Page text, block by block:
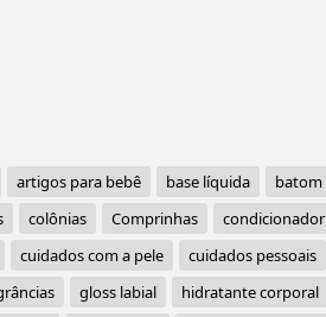
artigos para bebê base líquida batom
colônias Comprinhas condicionador
cuidados com a pele cuidados pessoais
gloss labial hidratante corporal